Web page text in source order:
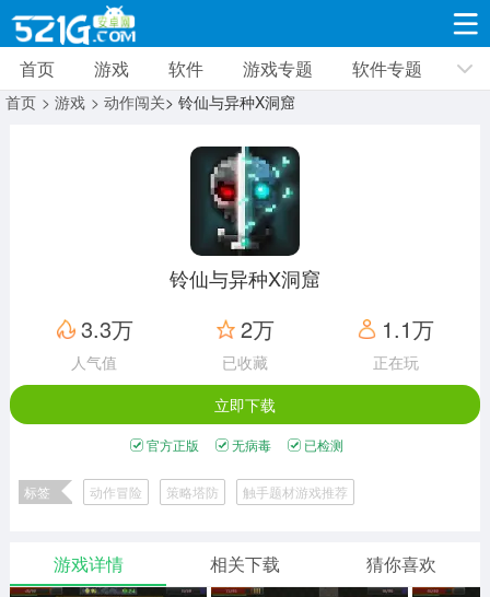
游戏 软件 游戏专题 软件专题 新闻资讯
8691款应用
动作闯关
12960款应用
赛车竞速
3628款应用
卡牌对战
2051款应用
体育运动
1277款应用
手游辅助
1958款应用
二次元
模拟经营
仙侠手游
手赚网赚
绝地求生
首页 游戏 软件 游戏专题 软件专题
首页 > 游戏 > 动作闯关> 铃仙与异种X洞窟
铃仙与异种X洞窟
3.3万
人气值
2万
已收藏
1.1万
正在玩
立即下载
官方正版 无病毒 已检测
标签 动作冒险 策略塔防 触手题材游戏推荐
游戏详情 相关下载 猜你喜欢